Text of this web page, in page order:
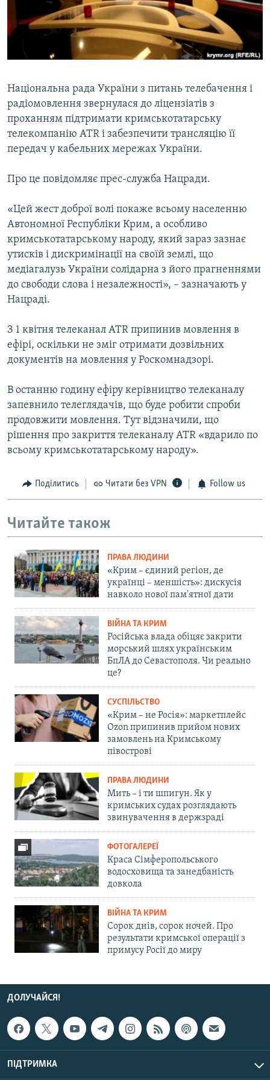
ВІДЕОУРОКИ «ELIFBE»
СВІДЧЕННЯ ОКУПАЦІЇ
УКРАЇНСЬКА ПРОБЛЕМА КРИМУ
Русский
Усі сайти RFE/RL
Національна рада України з питань телебачення і
радіомовлення звернулася до ліцензіатів з
проханням підтримати кримськотатарську
телекомпанію ATR і забезпечити трансляцію її
передач у кабельних мережах України.
Про це повідомляє прес-служба Нацради.
«Цей жест доброї волі покаже всьому населенню
Автономної Республіки Крим, а особливо
кримськотатарському народу, який зараз зазнає
утисків і дискримінації на своїй землі, що
медіагалузь України солідарна з його прагненнями
до свободи слова і незалежності», – зазначають у
Нацраді.
З 1 квітня телеканал ATR припинив мовлення в
ефірі, оскільки не зміг отримати дозвільних
документів на мовлення у Роскомнадзорі.
В останню годину ефіру керівництво телеканалу
запевнило телеглядачів, що буде робити спроби
продовжити мовлення. Тут відзначили, що
рішення про закриття телеканалу ATR «вдарило по
всьому кримськотатарському народу».
Поділитись Читати без VPN Follow us
Читайте також
ПРАВА ЛЮДИНИ
«Крим – єдиний регіон, де
українці – меншість»: дискусія
навколо нової пам'ятної дати
ВІЙНА ТА КРИМ
Російська влада обіцяє закрити
морський шлях українським
БпЛА до Севастополя. Чи реально
це?
СУСПІЛЬСТВО
«Крим – не Росія»: маркетплейс
Ozon припинив прийом нових
замовлень на Кримському
півострові
ПРАВА ЛЮДИНИ
Мить – і ти шпигун. Як у
кримських судах розглядають
звинувачення в держзраді
ФОТОГАЛЕРЕЇ
Краса Сімферопольського
водосховища та занедбаність
довкола
ВІЙНА ТА КРИМ
Сорок днів, сорок ночей. Про
результати кримської операції з
примусу Росії до миру
ДОЛУЧАЙСЯ!
ПІДТРИМКА